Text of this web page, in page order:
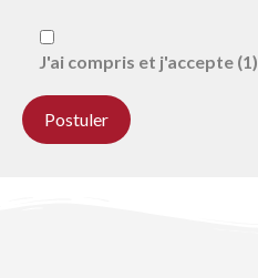
J'ai compris et j'accepte (1)